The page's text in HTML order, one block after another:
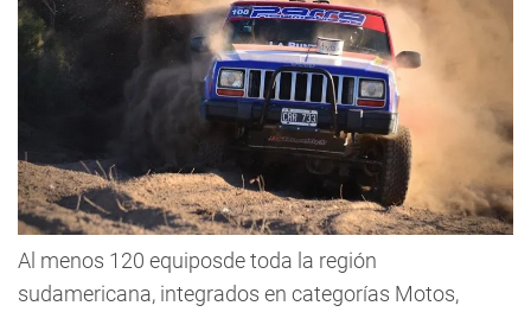
Al menos 120 equiposde toda la región
sudamericana, integrados en categorías Motos,